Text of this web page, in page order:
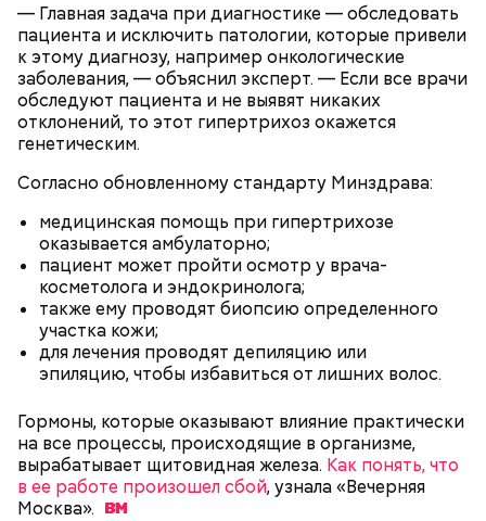
— Главная задача при диагностике — обследовать
пациента и исключить патологии, которые привели
к этому диагнозу, например онкологические
заболевания, — объяснил эксперт. — Если все врачи
обследуют пациента и не выявят никаких
отклонений, то этот гипертрихоз окажется
генетическим.
Согласно обновленному стандарту Минздрава:
медицинская помощь при гипертрихозе
оказывается амбулаторно;
пациент может пройти осмотр у врача-
косметолога и эндокринолога;
также ему проводят биопсию определенного
участка кожи;
для лечения проводят депиляцию или
эпиляцию, чтобы избавиться от лишних волос.
Гормоны, которые оказывают влияние практически
на все процессы, происходящие в организме,
вырабатывает щитовидная железа. Как понять, что
в ее работе произошел сбой, узнала «Вечерняя
Москва».
День воздушных поцелуев отмечается с 1983 года.
В некоторых молодежных заведениях европейских
стран в этот праздник устраиваются
тематические вечеринки и флешмобы. Кроме того,
Праздник любви